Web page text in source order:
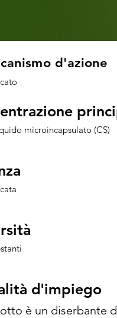
d'azione
d'azione
microincapsulato (CS)
d'impiego
d'impiego
è un diserbante